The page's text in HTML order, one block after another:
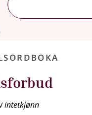
intetkjønn